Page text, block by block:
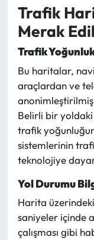
Trafik
Merak
Trafik
Bu haritalar,
araçlardan ve
Belirli bir yoldaki
trafik
sistemlerinin
teknolojiye
Yol Durumu
Harita
saniyeler içinde
çalışması gibi